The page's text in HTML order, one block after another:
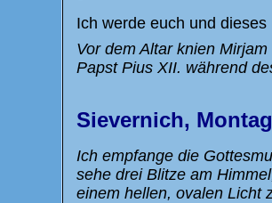
Ich werde euch und
Vor dem Altar knien
Papst Pius XII. während
Sievernich,
Ich empfange die
sehe drei Blitze am
einem hellen, ovalen Licht